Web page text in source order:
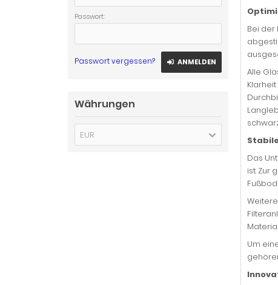
Bei der
Alle
Das
ist. Zur
Um
Passwort:
Passwort vergessen? ANMELDEN
Währungen
EUR